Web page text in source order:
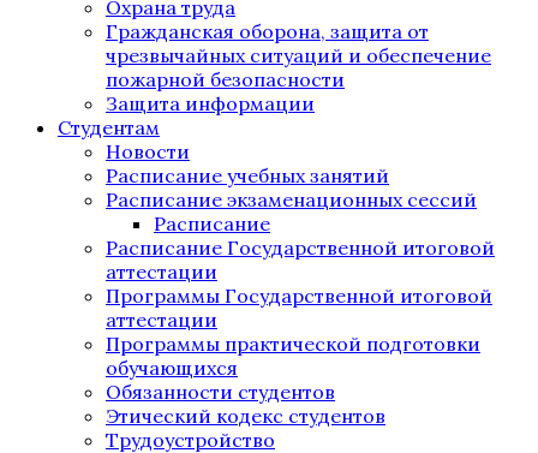
Охрана труда
Гражданская оборона, защита от
чрезвычайных ситуаций и обеспечение
пожарной безопасности
Защита информации
Студентам
Новости
Расписание учебных занятий
Расписание экзаменационных сессий
Расписание
Расписание Государственной итоговой
аттестации
Программы Государственной итоговой
аттестации
Программы практической подготовки
обучающихся
Обязанности студентов
Этический кодекс студентов
Трудоустройство